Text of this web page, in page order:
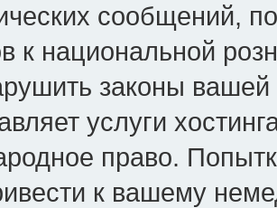
сообщений,
к национальной
законы
услуги
право.
к вашему